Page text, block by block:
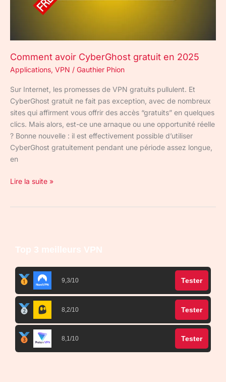
Comment avoir CyberGhost gratuit en 2025
Applications, VPN / Gauthier Phion
Sur Internet, les promesses de VPN gratuits pullulent. Et
CyberGhost gratuit ne fait pas exception, avec de nombreux
sites qui affirment vous offrir des accès “gratuits” en quelques
clics. Mais alors, est-ce une arnaque ou une opportunité réelle
? Bonne nouvelle : il est effectivement possible d’utiliser
CyberGhost gratuitement pendant une période assez longue,
en
Lire la suite »
Top 3 meilleurs VPN
9,3/10 Tester
8,2/10 Tester
8,1/10 Tester